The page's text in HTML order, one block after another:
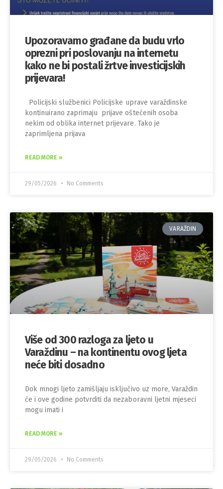
Upozoravamo građane da budu vrlo
oprezni pri poslovanju na internetu
kako ne bi postali žrtve investicijskih
prijevara!
Policijski službenici Policijske uprave varaždinske
kontinuirano zaprimaju prijave oštećenih osoba
nekim od oblika internet prijevare. Tako je
zaprimljena prijava
READ MORE »
29/05/2026 No Comments
VARAŽDIN
Više od 300 razloga za ljeto u
Varaždinu – na kontinentu ovog ljeta
neće biti dosadno
Dok mnogi ljeto zamišljaju isključivo uz more, Varaždin
će i ove godine potvrditi da nezaboravni ljetni mjeseci
mogu imati i
READ MORE »
29/05/2026 No Comments